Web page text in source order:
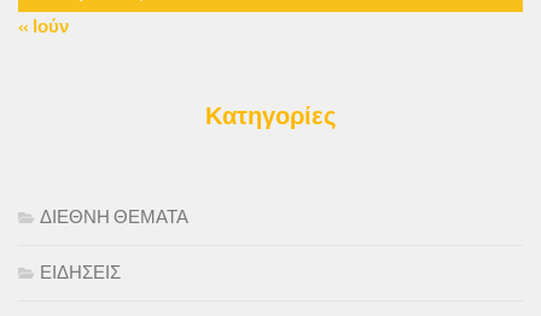
« Ιούν
Κατηγορίες
ΔΙΕΘΝΗ ΘΕΜΑΤΑ
ΕΙΔΗΣΕΙΣ